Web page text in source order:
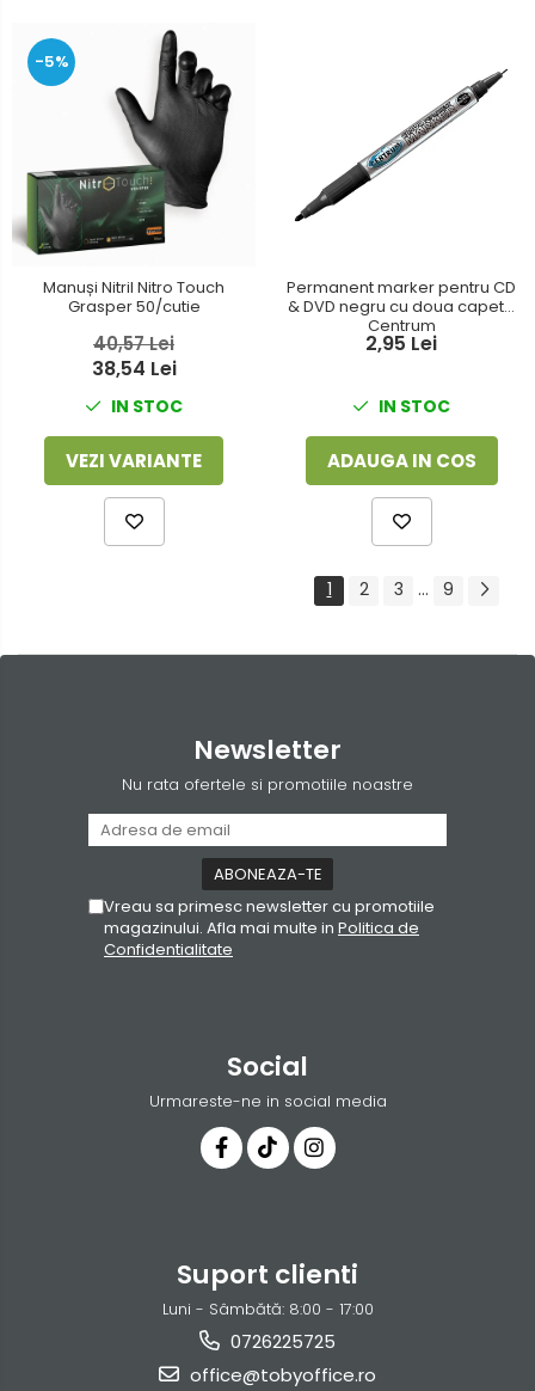
-5%
Manuși Nitril Nitro Touch
Grasper 50/cutie
40,57 Lei
38,54 Lei
IN STOC
VEZI VARIANTE
Permanent marker pentru CD
& DVD negru cu doua capete
Centrum
2,95 Lei
IN STOC
ADAUGA IN COS
1 2 3 ... 9
Newsletter
Nu rata ofertele si promotiile noastre
Vreau sa primesc newsletter cu promotiile
magazinului. Afla mai multe in Politica de
Confidentialitate
Social
Urmareste-ne in social media
Suport clienti
Luni - Sâmbătă: 8:00 - 17:00
0726225725
office@tobyoffice.ro